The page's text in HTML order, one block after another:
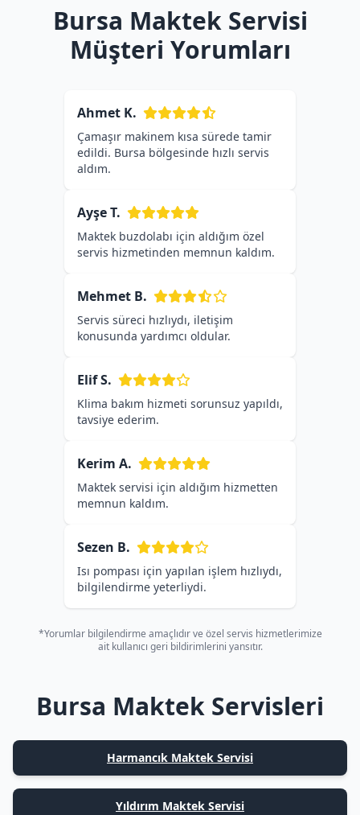
Bursa Maktek Servisi
Müşteri Yorumları
Ahmet K.
Çamaşır makinem kısa sürede tamir
edildi. Bursa bölgesinde hızlı servis
aldım.
Ayşe T.
Maktek buzdolabı için aldığım özel
servis hizmetinden memnun kaldım.
Mehmet B.
Servis süreci hızlıydı, iletişim
konusunda yardımcı oldular.
Elif S.
Klima bakım hizmeti sorunsuz yapıldı,
tavsiye ederim.
Kerim A.
Maktek servisi için aldığım hizmetten
memnun kaldım.
Sezen B.
Isı pompası için yapılan işlem hızlıydı,
bilgilendirme yeterliydi.
*Yorumlar bilgilendirme amaçlıdır ve özel servis hizmetlerimize
ait kullanıcı geri bildirimlerini yansıtır.
Bursa Maktek Servisleri
Harmancık Maktek Servisi
Yıldırım Maktek Servisi